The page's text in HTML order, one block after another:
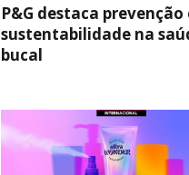
P&G destaca prevenção
sustentabilidade na
bucal